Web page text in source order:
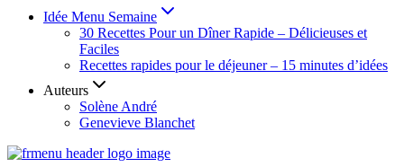
Idée Menu Semaine
30 Recettes Pour un Dîner Rapide – Délicieuses et
Faciles
Recettes rapides pour le déjeuner – 15 minutes d’idées
Auteurs
Solène André
Genevieve Blanchet